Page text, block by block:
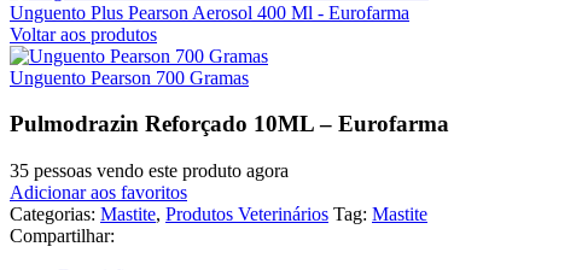
Unguento Plus Pearson Aerosol 400 Ml - Eurofarma
Voltar aos produtos
Unguento Pearson 700 Gramas
Pulmodrazin Reforçado 10ML – Eurofarma
35 pessoas vendo este produto agora
Adicionar aos favoritos
Categorias: Mastite, Produtos Veterinários Tag: Mastite
Compartilhar: